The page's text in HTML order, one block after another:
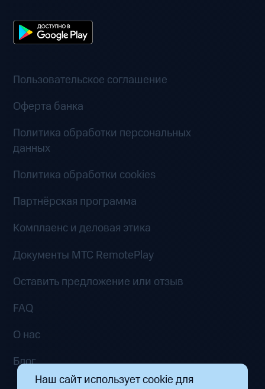
Пользовательское соглашение
Оферта банка
Политика обработки персональных
данных
Политика обработки cookies
Партнёрская программа
Комплаенс и деловая этика
Документы MTC RemotePlay
Оставить предложение или отзыв
FAQ
О нас
Блог
Наш сайт использует cookie для